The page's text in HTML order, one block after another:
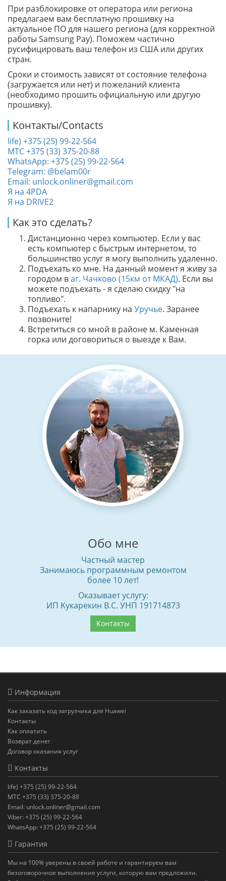
При разблокировке от оператора или региона
предлагаем вам бесплатную прошивку на
актуальное ПО для нашего региона (для корректной
работы Samsung Pay). Поможем частично
русифицировать ваш телефон из США или других
стран.
Сроки и стоимость зависят от состояние телефона
(загружается или нет) и пожеланий клиента
(необходимо прошить официальную или другую
прошивку).
Контакты/Contacts
life) +375 (25) 99-22-564
МТС +375 (33) 375-20-88
WhatsApp: +375 (25) 99-22-564
Telegram: @belam00r
Email: unlock.onliner@gmail.com
Я на 4PDA
Я на DRIVE2
Как это сделать?
Дистанционно через компьютер. Если у вас
есть компьютер с быстрым интернетом, то
большинство услуг я могу выполнить удаленно.
Подъехать ко мне. На данный момент я живу за
городом ваг. Чачково (15км от МКАД). Если вы
можете подъехать - я сделаю скидку "на
топливо".
Подъехать к напарнику на Уручье. Заранее
позвоните!
Встретиться со мной в районе м. Каменная
горка или договориться о выезде к Вам.
Обо мне
Частный мастер
Занимаюсь программным ремонтом
более 10 лет!
Оказывает услугу:
ИП Kyкaрeкин B.C. УНП 191714873
Контакты
Информация
Как заказать код загрузчика для Huawei
Контакты
Как оплатить
Возврат денег
Договор оказания услуг
Контакты
life) +375 (25) 99-22-564
МТС +375 (33) 375-20-88
Email: unlock.onliner@gmail.com
Viber: +375 (25) 99-22-564
WhatsApp: +375 (25) 99-22-564
Гарантия
Мы на 100% уверены в своей работе и гарантируем вам
безоговорочное выполнение услуги, которую вам предложили.